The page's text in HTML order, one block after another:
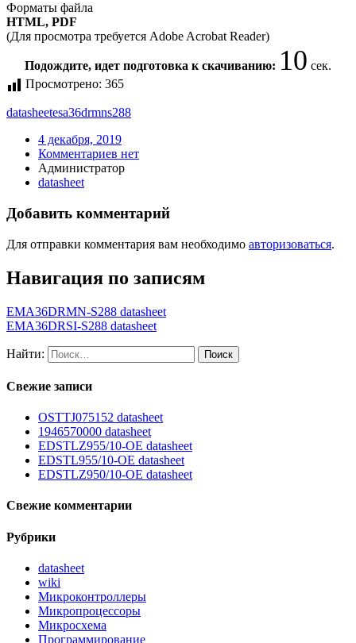
Форматы файла
HTML, PDF
(Для просмотра требуется Adobe Acrobat Reader)
Подождите, идет подготовка к скачиванию: 10 сек.
Просмотрено: 365
datasheetesa36drmns288
4 декабря, 2019
Комментариев нет
Администратор
datasheet
Добавить комментарий
Для отправки комментария вам необходимо авторизоваться.
Навигация по записям
EMA36DRMN-S288 datasheet
EMA36DRSI-S288 datasheet
Найти:
Свежие записи
OSTTJ075152 datasheet
1946570000 datasheet
EDSTLZ955/10-OE datasheet
EDSTL955/10-OE datasheet
EDSTLZ950/10-OE datasheet
Свежие комментарии
Рубрики
datasheet
wiki
Микроконтроллеры
Микропроцессоры
Микросхема
Программирование